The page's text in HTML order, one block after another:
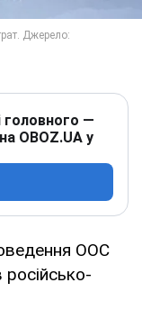
головного —
OBOZ.UA у
ООС
російсько-